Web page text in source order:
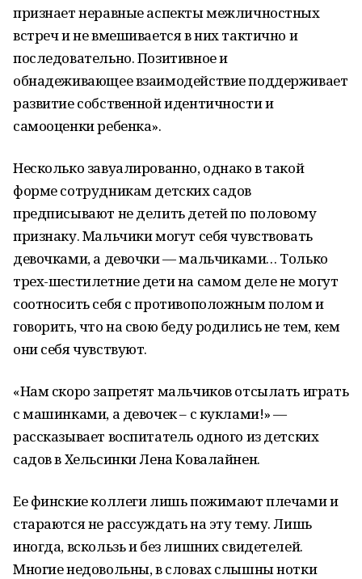
признает неравные аспекты межличностных
встреч и не вмешивается в них тактично и
последовательно. Позитивное и
обнадеживающее взаимодействие поддерживает
развитие собственной идентичности и
самооценки ребенка».
Несколько завуалированно, однако в такой
форме сотрудникам детских садов
предписывают не делить детей по половому
признаку. Мальчики могут себя чувствовать
девочками, а девочки — мальчиками… Только
трех-шестилетние дети на самом деле не могут
соотносить себя с противоположным полом и
говорить, что на свою беду родились не тем, кем
они себя чувствуют.
«Нам скоро запретят мальчиков отсылать играть
с машинками, а девочек – с куклами!» —
рассказывает воспитатель одного из детских
садов в Хельсинки Лена Ковалайнен.
Ее финские коллеги лишь пожимают плечами и
стараются не рассуждать на эту тему. Лишь
иногда, вскользь и без лишних свидетелей.
Многие недовольны, в словах слышны нотки